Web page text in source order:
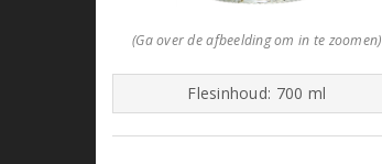
(Ga over de afbeelding om in te zoomen)
Flesinhoud: 700 ml